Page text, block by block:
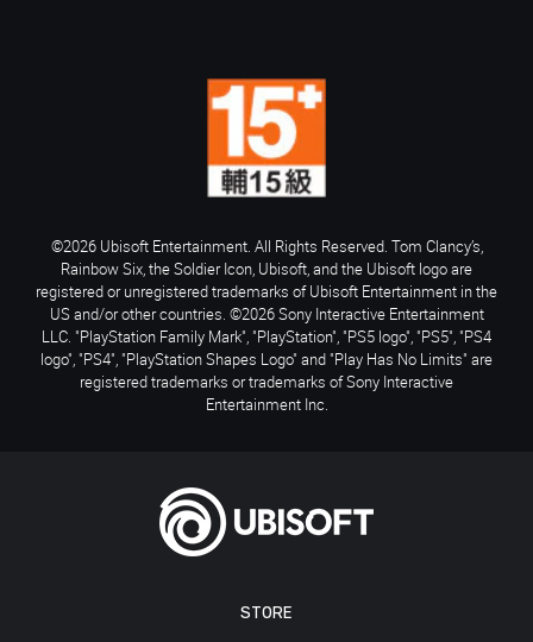
STORE
©2026 Ubisoft Entertainment. All Rights Reserved. Tom Clancy’s,
Rainbow Six, the Soldier Icon, Ubisoft, and the Ubisoft logo are
registered or unregistered trademarks of Ubisoft Entertainment in the
US and/or other countries. ©2026 Sony Interactive Entertainment
LLC. "PlayStation Family Mark", "PlayStation", "PS5 logo", "PS5", "PS4
logo", "PS4", "PlayStation Shapes Logo" and "Play Has No Limits" are
registered trademarks or trademarks of Sony Interactive
Entertainment Inc.